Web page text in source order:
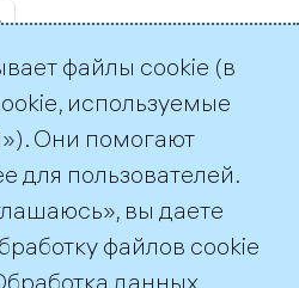
1
файлы cookie (в
используемые
Они помогают
для пользователей.
вы даете
файлов cookie
данных